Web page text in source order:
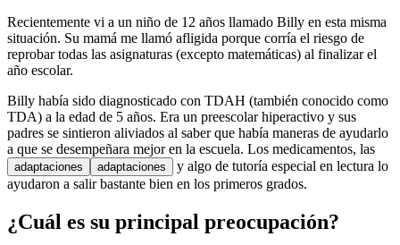
Recientemente vi a un niño de 12 años llamado Billy en esta misma
situación. Su mamá me llamó afligida porque corría el riesgo de
reprobar todas las asignaturas (excepto matemáticas) al finalizar el
año escolar.
Billy había sido diagnosticado con TDAH (también conocido como
TDA) a la edad de 5 años. Era un preescolar hiperactivo y sus
padres se sintieron aliviados al saber que había maneras de ayudarlo
a que se desempeñara mejor en la escuela. Los medicamentos, las
adaptaciones adaptaciones
y algo de tutoría especial en lectura lo
ayudaron a salir bastante bien en los primeros grados.
¿Cuál es su principal preocupación?